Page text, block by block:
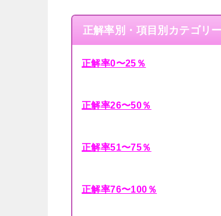
正解率別・項目別カテゴリー
正解率0〜25％
正解率26〜50％
正解率51〜75％
正解率76〜100％